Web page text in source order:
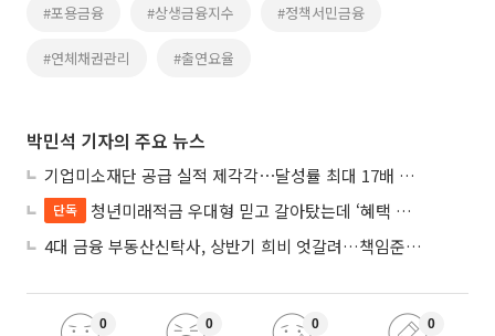
#포용금융 #상생금융지수 #정책서민금융
#연체채권관리 #출연요율
박민석 기자의 주요 뉴스
기업미소재단 공급 실적 제각각⋯달성률 최대 17배 차이
단독
청년미래적금 우대형 믿고 갈아탔는데 ‘혜택 반토막’…심사 오류에 가입자 혼선
4대 금융 부동산신탁사, 상반기 희비 엇갈려…책임준공 손실 반영 시점이 갈랐다
0 0 0 0